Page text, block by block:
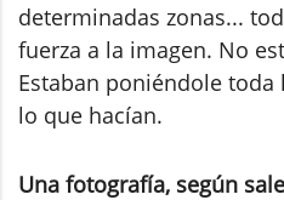
determinadas zonas...
fuerza a la imagen. No
Estaban poniéndole
lo que hacían.
Una fotografía, según